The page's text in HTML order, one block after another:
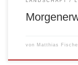
von Matthias